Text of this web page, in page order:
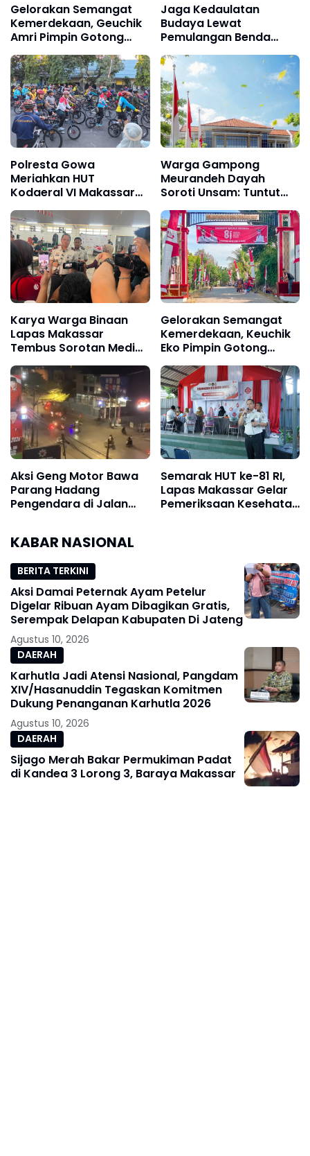
Gelorakan Semangat
Kemerdekaan, Geuchik
Amri Pimpin Gotong
Royong Ajak Seluruh Ibu
PKK dan Perangkat
Desa
Jaga Kedaulatan
Budaya Lewat
Pemulangan Benda
Leluhur Indonesia
Polresta Gowa
Meriahkan HUT
Kodaeral VI Makassar
Lewat Fun Bike, Perkuat
Sinergi TNI-Polri
Warga Gampong
Meurandeh Dayah
Soroti Unsam: Tuntut
Transparansi Beasiswa
dan Peluang Kerja untuk
Masyarakat Sekitar
Karya Warga Binaan
Lapas Makassar
Tembus Sorotan Media
Nasional, Produksi
Umbul-Umbul Merah
Putih Semarakkan HUT
ke-81 RI
Gelorakan Semangat
Kemerdekaan, Keuchik
Eko Pimpin Gotong
Royong di Gampong
Afdeling Dua Bukit
Aksi Geng Motor Bawa
Parang Hadang
Pengendara di Jalan
Semarak HUT ke-81 RI,
Lapas Makassar Gelar
Pemeriksaan Kesehatan
KABAR NASIONAL
BERITA TERKINI
Aksi Damai Peternak Ayam Petelur
Digelar Ribuan Ayam Dibagikan Gratis,
Serempak Delapan Kabupaten Di Jateng
Agustus 10, 2026
DAERAH
Karhutla Jadi Atensi Nasional, Pangdam
XIV/Hasanuddin Tegaskan Komitmen
Dukung Penanganan Karhutla 2026
Agustus 10, 2026
DAERAH
Sijago Merah Bakar Permukiman Padat
di Kandea 3 Lorong 3, Baraya Makassar